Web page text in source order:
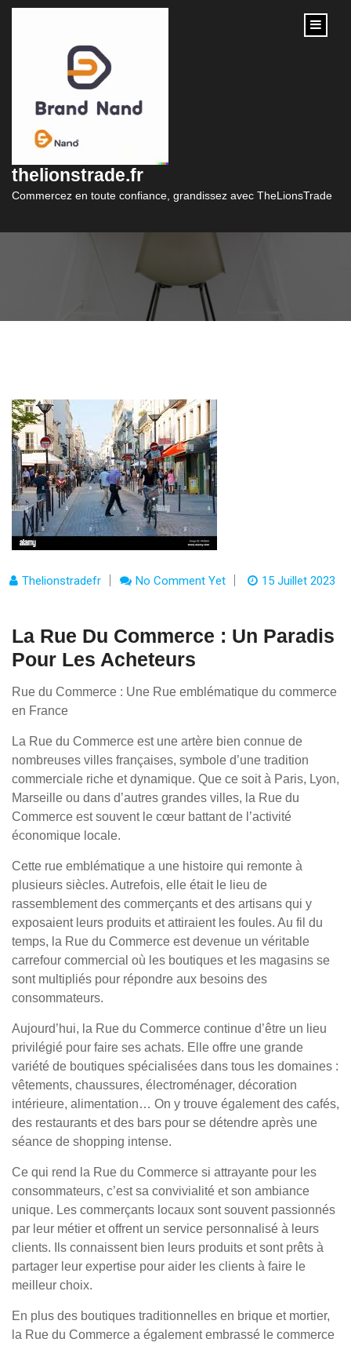
content
thelionstrade.fr
Commercez en toute confiance, grandissez avec TheLionsTrade
La Rue du Commerce
: Un Paradis pour les
Acheteurs
Thelionstradefr No Comment Yet 15 Juillet 2023
La Rue Du Commerce : Un Paradis
Pour Les Acheteurs
Rue du Commerce : Une Rue emblématique du commerce
en France
La Rue du Commerce est une artère bien connue de
nombreuses villes françaises, symbole d’une tradition
commerciale riche et dynamique. Que ce soit à Paris, Lyon,
Marseille ou dans d’autres grandes villes, la Rue du
Commerce est souvent le cœur battant de l’activité
économique locale.
Cette rue emblématique a une histoire qui remonte à
plusieurs siècles. Autrefois, elle était le lieu de
rassemblement des commerçants et des artisans qui y
exposaient leurs produits et attiraient les foules. Au fil du
temps, la Rue du Commerce est devenue un véritable
carrefour commercial où les boutiques et les magasins se
sont multipliés pour répondre aux besoins des
consommateurs.
Aujourd’hui, la Rue du Commerce continue d’être un lieu
privilégié pour faire ses achats. Elle offre une grande
variété de boutiques spécialisées dans tous les domaines :
vêtements, chaussures, électroménager, décoration
intérieure, alimentation… On y trouve également des cafés,
des restaurants et des bars pour se détendre après une
séance de shopping intense.
Ce qui rend la Rue du Commerce si attrayante pour les
consommateurs, c’est sa convivialité et son ambiance
unique. Les commerçants locaux sont souvent passionnés
par leur métier et offrent un service personnalisé à leurs
clients. Ils connaissent bien leurs produits et sont prêts à
partager leur expertise pour aider les clients à faire le
meilleur choix.
En plus des boutiques traditionnelles en brique et mortier,
la Rue du Commerce a également embrassé le commerce